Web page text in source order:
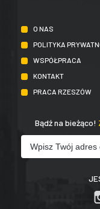
O NAS
POLITYKA
WSPÓŁPRACA
KONTAKT
PRACA RZESZÓW
Bądź na bieżąco!